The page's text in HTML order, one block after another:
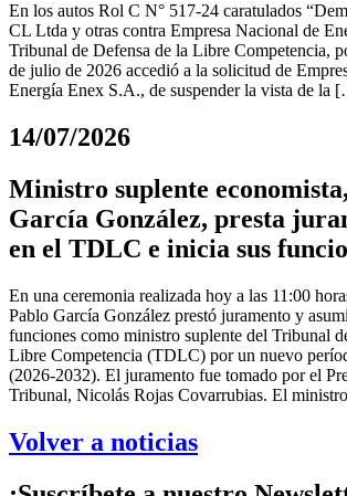
En los autos Rol C N° 517-24 caratulados
CL Ltda y otras contra Empresa Nacional de
Tribunal de Defensa de la Libre Competencia,
de julio de 2026 accedió a la solicitud de
Energía Enex S.A., de suspender la vista de la
14/07/2026
Ministro suplente
García González, presta
en el TDLC e inicia sus
En una ceremonia realizada hoy a las 11:00
Pablo García González prestó juramento y
funciones como ministro suplente del Tribunal
Libre Competencia (TDLC) por un nuevo
(2026-2032). El juramento fue tomado por el
Tribunal, Nicolás Rojas Covarrubias. El
Volver a noticias